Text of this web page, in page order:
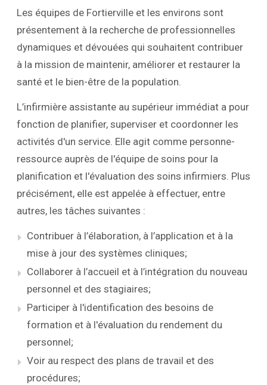
Les équipes de Fortierville et les environs sont
présentement à la recherche de professionnelles
dynamiques et dévouées qui souhaitent contribuer
à la mission de maintenir, améliorer et restaurer la
santé et le bien-être de la population.
L’infirmière assistante au supérieur immédiat a pour
fonction de planifier, superviser et coordonner les
activités d'un service. Elle agit comme personne-
ressource auprès de l'équipe de soins pour la
planification et l'évaluation des soins infirmiers. Plus
précisément, elle est appelée à effectuer, entre
autres, les tâches suivantes :
Contribuer à l’élaboration, à l’application et à la
mise à jour des systèmes cliniques;
Collaborer à l’accueil et à l’intégration du nouveau
personnel et des stagiaires;
Participer à l'identification des besoins de
formation et à l'évaluation du rendement du
personnel;
Voir au respect des plans de travail et des
procédures;